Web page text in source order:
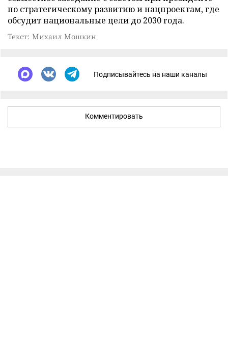
по стратегическому развитию и нацпроектам, где
обсудит национальные цели до 2030 года.
Текст: Михаил Мошкин
Подписывайтесь на наши каналы
Комментировать